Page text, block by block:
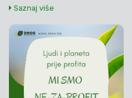
Saznaj više